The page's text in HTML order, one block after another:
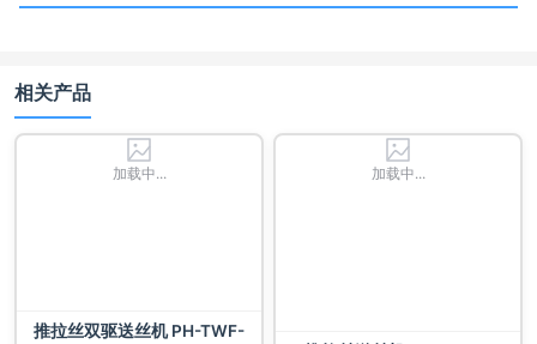
相关产品
加载中...
推拉丝双驱送丝机 PH-TWF-
加载中...